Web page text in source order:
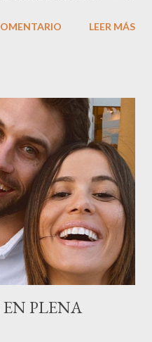
hijas Carolina (CEO
días Carol Pagés nos
Actualida Rosa en RCE
todos los jueves de 17 a 18
Pagés La cita ,en el
reunió a figuras
autoridades y medios
bajo el lema “Cien
LEER MÁS
PLENA